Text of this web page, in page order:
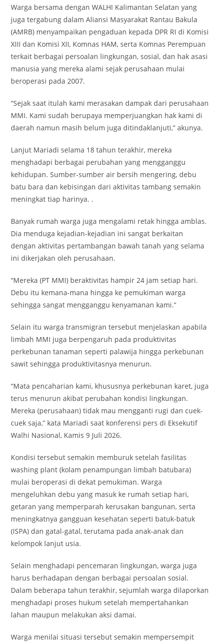
Warga bersama dengan WALHI Kalimantan Selatan yang
juga tergabung dalam Aliansi Masyarakat Rantau Bakula
(AMRB) menyampaikan pengaduan kepada DPR RI di Komisi
XIII dan Komisi XII, Komnas HAM, serta Komnas Perempuan
terkait berbagai persoalan lingkungan, sosial, dan hak asasi
manusia yang mereka alami sejak perusahaan mulai
beroperasi pada 2007.
“Sejak saat itulah kami merasakan dampak dari perusahaan
MMI. Kami sudah berupaya memperjuangkan hak kami di
daerah namun masih belum juga ditindaklanjuti,” akunya.
Lanjut Mariadi selama 18 tahun terakhir, mereka
menghadapi berbagai perubahan yang mengganggu
kehidupan. Sumber-sumber air bersih mengering, debu
batu bara dan kebisingan dari aktivitas tambang semakin
meningkat tiap harinya. .
Banyak rumah warga juga mengalami retak hingga amblas.
Dia menduga kejadian-kejadian ini sangat berkaitan
dengan aktivitas pertambangan bawah tanah yang selama
ini dikerjakan oleh perusahaan.
“Mereka (PT MMI) beraktivitas hampir 24 jam setiap hari.
Debu itu kemana-mana hingga ke pemukiman warga
sehingga sangat mengganggu kenyamanan kami.”
Selain itu warga transmigran tersebut menjelaskan apabila
limbah MMI juga berpengaruh pada produktivitas
perkebunan tanaman seperti palawija hingga perkebunan
sawit sehingga produktivitasnya menurun.
“Mata pencaharian kami, khususnya perkebunan karet, juga
terus menurun akibat perubahan kondisi lingkungan.
Mereka (perusahaan) tidak mau mengganti rugi dan cuek-
cuek saja,” kata Mariadi saat konferensi pers di Eksekutif
Walhi Nasional, Kamis 9 Juli 2026.
Kondisi tersebut semakin memburuk setelah fasilitas
washing plant (kolam penampungan limbah batubara)
mulai beroperasi di dekat pemukiman. Warga
mengeluhkan debu yang masuk ke rumah setiap hari,
getaran yang memperparah kerusakan bangunan, serta
meningkatnya gangguan kesehatan seperti batuk-batuk
(ISPA) dan gatal-gatal, terutama pada anak-anak dan
kelompok lanjut usia.
Selain menghadapi pencemaran lingkungan, warga juga
harus berhadapan dengan berbagai persoalan sosial.
Dalam beberapa tahun terakhir, sejumlah warga dilaporkan
menghadapi proses hukum setelah mempertahankan
lahan maupun melakukan aksi damai.
Warga menilai situasi tersebut semakin mempersempit